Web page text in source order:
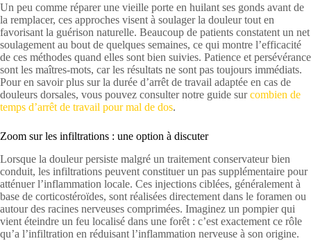
Un peu comme réparer une vieille porte en huilant ses gonds avant de
la remplacer, ces approches visent à soulager la douleur tout en
favorisant la guérison naturelle. Beaucoup de patients constatent un net
soulagement au bout de quelques semaines, ce qui montre l’efficacité
de ces méthodes quand elles sont bien suivies. Patience et persévérance
sont les maîtres-mots, car les résultats ne sont pas toujours immédiats.
Pour en savoir plus sur la durée d’arrêt de travail adaptée en cas de
douleurs dorsales, vous pouvez consulter notre guide surcombien de
temps d’arrêt de travail pour mal de dos.
Zoom sur les infiltrations : une option à discuter
Lorsque la douleur persiste malgré un traitement conservateur bien
conduit, les infiltrations peuvent constituer un pas supplémentaire pour
atténuer l’inflammation locale. Ces injections ciblées, généralement à
base de corticostéroïdes, sont réalisées directement dans le foramen ou
autour des racines nerveuses comprimées. Imaginez un pompier qui
vient éteindre un feu localisé dans une forêt : c’est exactement ce rôle
qu’a l’infiltration en réduisant l’inflammation nerveuse à son origine.